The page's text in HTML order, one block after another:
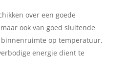
over een goede
ook van goed sluitende
op temperatuur,
energie dient te